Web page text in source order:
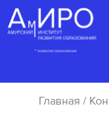
Главная /